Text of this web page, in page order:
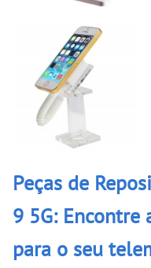
Peças de
9 5G: Encontre
para o seu